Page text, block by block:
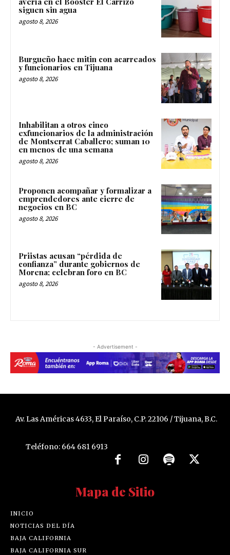
siguen sin agua
agosto 8, 2026
Burgueño hace mitin con acarreados
y funcionarios en Tijuana
agosto 8, 2026
Inhabilitan a otros cinco
exfuncionarios de la administración
de Montserrat Caballero; suman 10
en menos de una semana
agosto 8, 2026
Proponen acompañar y formalizar a
emprendedores ante cierre de
negocios en BC
agosto 8, 2026
Priistas acusan “pérdida de
confianza” durante gobiernos de
Morena; celebran foro en BC
agosto 8, 2026
- Advertisement -
Av. Las Américas 4633, El Paraíso, C.P. 22106 / Tijuana, B.C.
Teléfono: 664 681 6913
Mapa de Sitio
INICIO
NOTICIAS DEL DÍA
BAJA CALIFORNIA
BAJA CALIFORNIA SUR